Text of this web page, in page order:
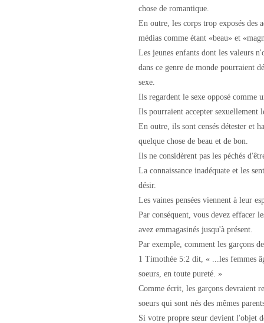
chose de romantique.
En outre, les corps trop exposés des
médias comme étant «beau» et
Les jeunes enfants dont les valeurs
dans ce genre de monde pourraient
sexe.
Ils regardent le sexe opposé comme
Ils pourraient accepter sexuellement
En outre, ils sont censés détester et
quelque chose de beau et de bon.
Ils ne considèrent pas les péchés
La connaissance inadéquate et les
désir.
Les vaines pensées viennent à leur
Par conséquent, vous devez effacer
avez emmagasinés jusqu'à présent.
Par exemple, comment les garçons
1 Timothée 5:2 dit, « ...les femmes
soeurs, en toute pureté. »
Comme écrit, les garçons devraient
soeurs qui sont nés des mêmes
Si votre propre sœur devient l'objet